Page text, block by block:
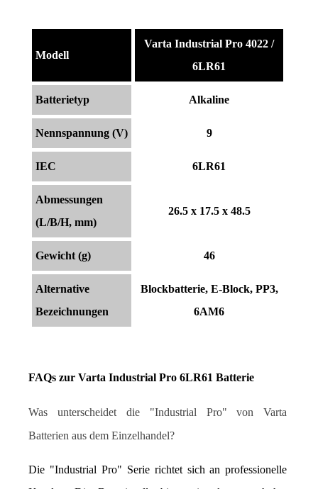
Modell
Varta Industrial Pro 4022 /
6LR61
Batterietyp Alkaline
Nennspannung (V) 9
IEC 6LR61
Abmessungen
(L/B/H, mm)
26.5 x 17.5 x 48.5
Gewicht (g) 46
Alternative
Bezeichnungen
Blockbatterie, E-Block, PP3,
6AM6
FAQs zur Varta Industrial Pro 6LR61 Batterie
Was unterscheidet die "Industrial Pro" von Varta
Batterien aus dem Einzelhandel?
Die "Industrial Pro" Serie richtet sich an professionelle